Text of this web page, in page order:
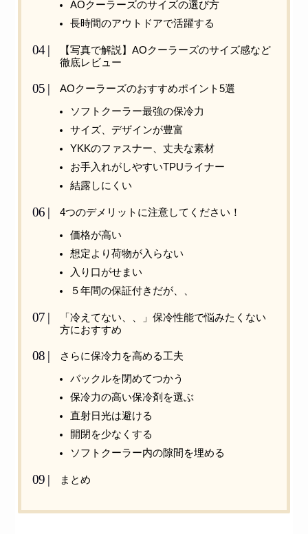
AOクーラーズのサイズの選び方
長時間のアウトドアで活躍する
【写真で解説】AOクーラーズのサイズ感など
徹底レビュー
AOクーラーズのおすすめポイント5選
ソフトクーラー最強の保冷力
サイズ、デザインが豊富
YKKのファスナー、丈夫な素材
お手入れがしやすいTPUライナー
結露しにくい
4つのデメリットに注意してください！
価格が高い
想定より荷物が入らない
入り口がせまい
５年間の保証付きだが、、
「冷えてない、、」保冷性能で悩みたくない
方におすすめ
さらに保冷力を高める工夫
バックルを閉めてつかう
保冷力の高い保冷剤を選ぶ
直射日光は避ける
開閉を少なくする
ソフトクーラー内の隙間を埋める
まとめ